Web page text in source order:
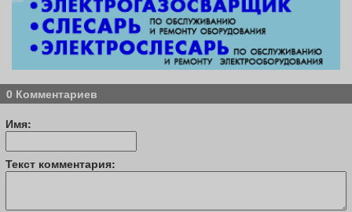
0 Комментариев
Имя:
Текст комментария: